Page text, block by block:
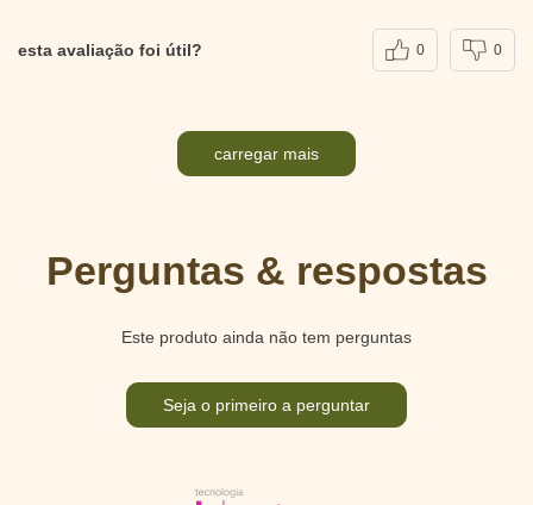
esta avaliação foi útil? 0 0
carregar mais
Perguntas & respostas
Este produto ainda não tem perguntas
Seja o primeiro a perguntar